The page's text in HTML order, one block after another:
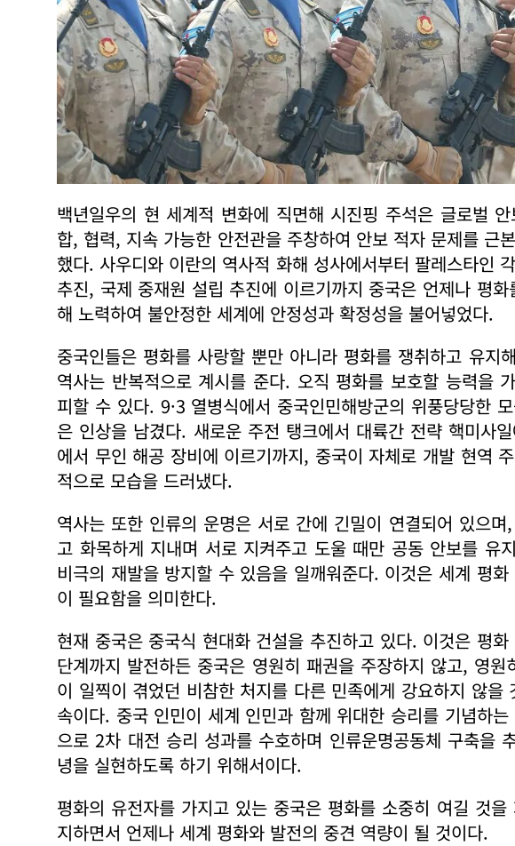
백년일우의 현 세계적 변화에 직면해 시진핑 주석은 글로벌
합, 협력, 지속 가능한 안전관을 주창하여 안보 적자 문제를 근
했다. 사우디와 이란의 역사적 화해 성사에서부터 팔레스타인
추진, 국제 중재원 설립 추진에 이르기까지 중국은 언제나 평
해 노력하여 불안정한 세계에 안정성과 확정성을 불어넣었다.
중국인들은 평화를 사랑할 뿐만 아니라 평화를 쟁취하고 유지
역사는 반복적으로 계시를 준다. 오직 평화를 보호할 능력을
피할 수 있다. 9·3 열병식에서 중국인민해방군의 위풍당당한
은 인상을 남겼다. 새로운 주전 탱크에서 대륙간 전략 핵미사
에서 무인 해공 장비에 이르기까지, 중국이 자체로 개발 현역
적으로 모습을 드러냈다.
역사는 또한 인류의 운명은 서로 간에 긴밀이 연결되어 있으
고 화목하게 지내며 서로 지켜주고 도울 때만 공동 안보를 유
비극의 재발을 방지할 수 있음을 일깨워준다. 이것은 세계 평
이 필요함을 의미한다.
현재 중국은 중국식 현대화 건설을 추진하고 있다. 이것은 평
단계까지 발전하든 중국은 영원히 패권을 주장하지 않고, 영
이 일찍이 겪었던 비참한 처지를 다른 민족에게 강요하지 않
속이다. 중국 인민이 세계 인민과 함께 위대한 승리를 기념하
으로 2차 대전 승리 성과를 수호하며 인류운명공동체 구축을
녕을 실현하도록 하기 위해서이다.
평화의 유전자를 가지고 있는 중국은 평화를 소중히 여길 것
지하면서 언제나 세계 평화와 발전의 중견 역량이 될 것이다.